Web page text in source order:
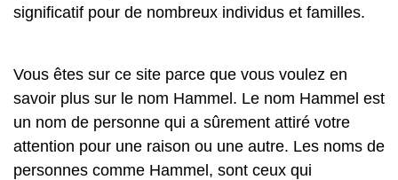
significatif pour de nombreux individus et familles.
Vous êtes sur ce site parce que vous voulez en
savoir plus sur le nom Hammel. Le nom Hammel est
un nom de personne qui a sûrement attiré votre
attention pour une raison ou une autre. Les noms de
personnes comme Hammel, sont ceux qui